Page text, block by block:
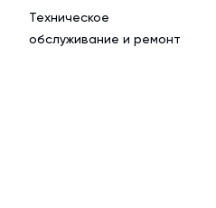
Техническое
обслуживание и ремонт